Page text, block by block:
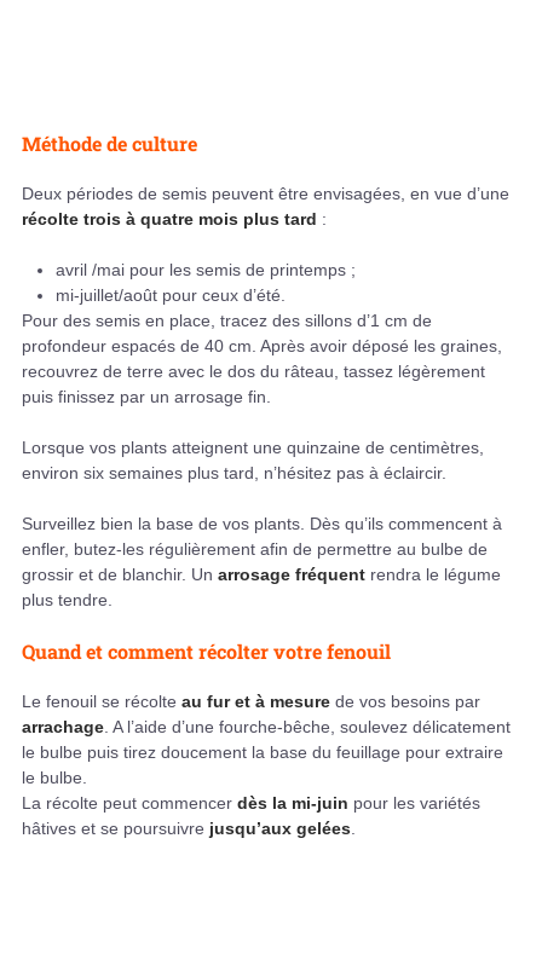
Méthode de culture
Deux périodes de semis peuvent être envisagées, en vue d’une
récolte trois à quatre mois plus tard :
avril /mai pour les semis de printemps ;
mi-juillet/août pour ceux d’été.
Pour des semis en place, tracez des sillons d’1 cm de
profondeur espacés de 40 cm. Après avoir déposé les graines,
recouvrez de terre avec le dos du râteau, tassez légèrement
puis finissez par un arrosage fin.
Lorsque vos plants atteignent une quinzaine de centimètres,
environ six semaines plus tard, n’hésitez pas à éclaircir.
Surveillez bien la base de vos plants. Dès qu’ils commencent à
enfler, butez-les régulièrement afin de permettre au bulbe de
grossir et de blanchir. Un arrosage fréquent rendra le légume
plus tendre.
Quand et comment récolter votre fenouil
Le fenouil se récolte au fur et à mesure de vos besoins par
arrachage . A l’aide d’une fourche-bêche, soulevez délicatement
le bulbe puis tirez doucement la base du feuillage pour extraire
le bulbe.
La récolte peut commencer dès la mi-juin pour les variétés
hâtives et se poursuivre jusqu’aux gelées